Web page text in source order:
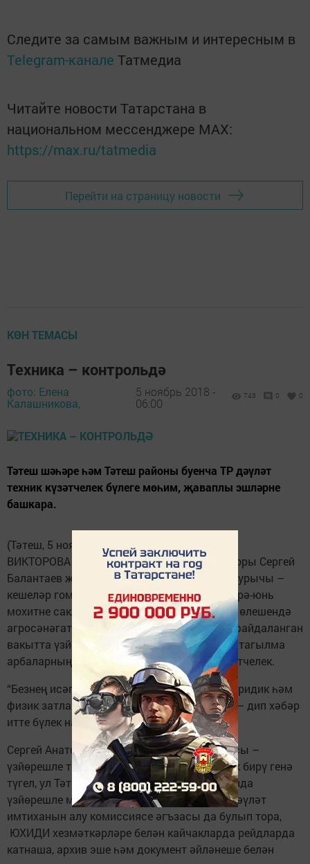
Следите за самым важным и интересным в
Telegram-канале Татмедиа
Читайте новости Татарстана в
национальном мессенджере MАХ:
https://max.ru/tatmedia
Перейти на страницу новости
КӨН ТЕМАСЫ
Техника – контрольдә
фото: Елена
Калашникова,
5 ноябрь 2018 -
06:00
743 0 0
Тәтеш шәһәре һәм Тәтеш районы буенча ТР дәүләт
техник күзәтчелек бүлеге мөһим, җавап­лы эшләрне
башкара.
(Тәтеш, 5 ноябрь, Тәтеш таңнары. Елена
ВИКТОРОВА ). Баш дәүләт инженер-инс­пекторы Сергей
Балантаев җитәкчелек ит­кән бүлекнең төп бурычы –
кешеләр гомере, сәламәтлеге һәм милке, тирә-юнь
мохитне сак­лау өчен иминлекне тә­эмин итү өлешендә
агросәнәгать комплексы җайланмаларын фай­­даланган
вакытта үз­­йөрешле машиналар һәм аларга тагылма
арбаларның техник торы­шы артыннан күзәт­челек.
“Безнең исәптә бүгенге көнгә 79 хуҗалык, юридик һәм
физик затларга тиешле 1299 техника тора”, – дип хәбәр
итте бүлек начальнигы.
Сергей Анатольевичның бердәнбер вазифасы –
үзйөрешле техникаларны йөртүгә таныклык бирү генә
түгел, ул Тәтеш авыл хуҗалыгы техникумында
үзйөрешле машиналарны йөртү хо­кукына дәүләт
имтиханын алу комиссия­се әгъзасы да булып тора,
ЮХИДИ хезмәткәрләре белән кайчакларда рейдларда
катнаша, архив эше һәм документ әйләнеше белән